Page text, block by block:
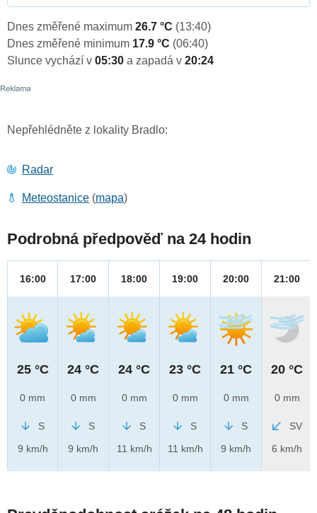
Dnes změřené maximum 26.7 °C (13:40)
Dnes změřené minimum 17.9 °C (06:40)
Slunce vychází v 05:30 a zapadá v 20:24
Nepřehlédněte z lokality Bradlo:
Radar
Meteostanice (mapa)
Podrobná předpověď na 24 hodin
16:00
25 °C
0 mm
S
9 km/h
17:00
24 °C
0 mm
S
9 km/h
18:00
24 °C
0 mm
S
11 km/h
19:00
23 °C
0 mm
S
11 km/h
20:00
21 °C
0 mm
S
9 km/h
21:00
20 °C
0 mm
SV
6 km/h